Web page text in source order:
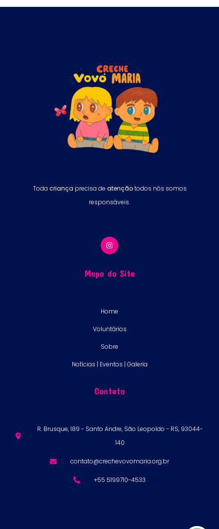
Toda criança precisa de atençãotodos nós somos
responsáveis.
Mapa do Site
Home
Voluntários
Sobre
Notícias | Eventos | Galeria
Contato
R. Brusque, 189 - Santo Andre, São Leopoldo - RS, 93044-
140
contato@crechevovomaria.org.br
+55 5199710-4533